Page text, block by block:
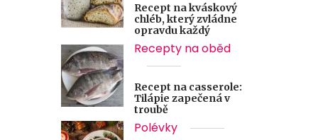
Recept na kváskový
chléb, který zvládne
opravdu každý
Recepty na oběd
Recept na casserole:
Tilápie zapečená v
troubě
Polévky